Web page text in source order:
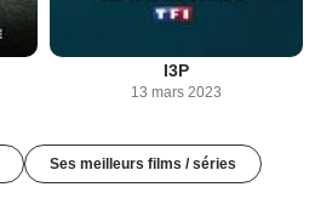
I3P
13 mars 2023
Ses meilleurs films / séries